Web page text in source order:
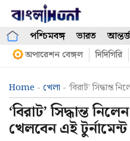
Skip
contentপশ্চিমবঙ্গ ভারত
অপারেশন বেঙ্গল দিদিগিরি
Home - খেলা - ‘বিরাট’
‘বিরাট’ সিদ্ধান্ত
খেলবেন এই টুর্নামেন্ট